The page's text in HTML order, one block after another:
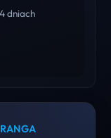
dniach